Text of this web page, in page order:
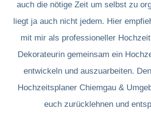
auch die nötige Zeit um selbst zu
liegt ja auch nicht jedem. Hier
mit mir als professioneller
Dekorateurin gemeinsam ein
entwickeln und auszuarbeiten.
Hochzeitsplaner Chiemgau &
euch zurücklehnen und